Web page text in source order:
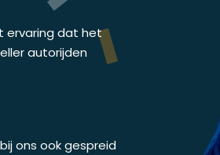
ervaring dat het
autorijden
ons ook gespreid